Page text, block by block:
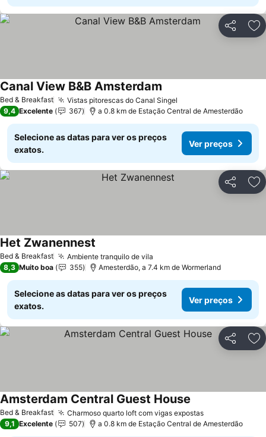
Partilhar
Bed & Breakfast Vistas pitorescas do Canal Singel
Canal View B&B Amsterdam
9,4 Excelente 367 a 0.8 km de Estação Central de Amesterdão
Selecione as datas para ver os preços
exatos.
Ver preços
Partilhar
Bed & Breakfast Ambiente tranquilo de vila
Het Zwanennest
8,3 Muito boa 355 Amesterdão, a 7.4 km de Wormerland
Selecione as datas para ver os preços
exatos.
Ver preços
Partilhar
Bed & Breakfast Charmoso quarto loft com vigas expostasVer preços
Amsterdam Central Guest House
9,1 Excelente 507 a 0.8 km de Estação Central de Amesterdão